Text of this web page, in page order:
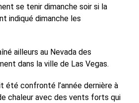
se tenir dimanche soir si la
indiqué dimanche les
ailleurs au Nevada des
dans la ville de Las Vegas.
été confronté l’année dernière à
chaleur avec des vents forts qui